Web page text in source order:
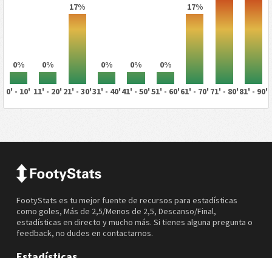
0% 0%
17%
0% 0% 0%
17%
0' - 10' 11' - 20' 21' - 30'31' - 40'41' - 50'51' - 60'61' - 70' 71' - 80'81' - 90'
FootyStats es tu mejor fuente de recursos para estadísticas
como goles, Más de 2,5/Menos de 2,5, Descanso/Final,
estadísticas en directo y mucho más. Si tienes alguna pregunta o
feedback, no dudes en contactarnos.